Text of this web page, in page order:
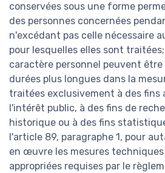
conservées sous une forme
des personnes concernées
n'excédant pas celle nécessaire
pour lesquelles elles sont
caractère personnel peuvent être
durées plus longues dans la
traitées exclusivement à des fins
l'intérêt public, à des fins de
historique ou à des fins
l'article 89, paragraphe 1, pour
en œuvre les mesures
appropriées requises par le